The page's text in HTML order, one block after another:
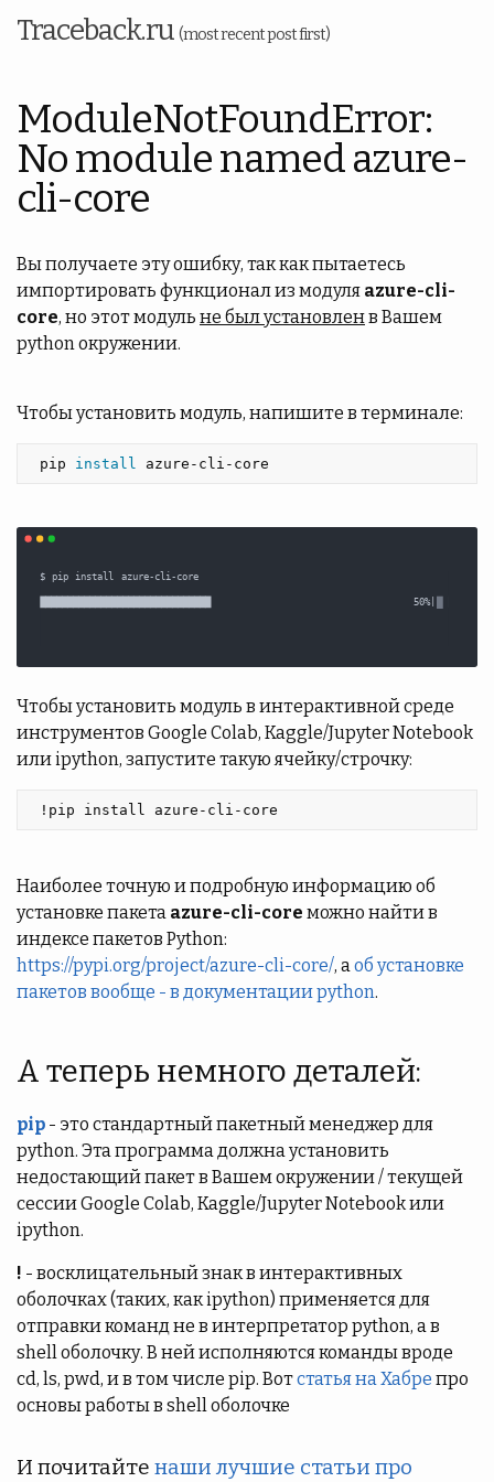
Traceback.ru (most recent post first)
ModuleNotFoundError:
No module named azure-
cli-core
Вы получаете эту ошибку, так как пытаетесь
импортировать функционал из модуля azure-cli-
core, но этот модуль не был установленв Вашем
python окружении.
Чтобы установить модуль, напишите в терминале:
pip install azure-cli-core
Чтобы установить модуль в интерактивной среде
инструментов Google Colab, Kaggle/Jupyter Notebook
или ipython, запустите такую ячейку/строчку:
!pip install azure-cli-core
Наиболее точную и подробную информацию об
установке пакета azure-cli-core можно найти в
индексе пакетов Python:
https://pypi.org/project/azure-cli-core/, аоб установке
пакетов вообще - в документации python.
А теперь немного деталей:
pip - это стандартный пакетный менеджер для
python. Эта программа должна установить
недостающий пакет в Вашем окружении / текущей
сессии Google Colab, Kaggle/Jupyter Notebook или
ipython.
! - восклицательный знак в интерактивных
оболочках (таких, как ipython) применяется для
отправки команд не в интерпретатор python, а в
shell оболочку. В ней исполняются команды вроде
cd, ls, pwd, и в том числе pip. Вотстатья на Хабре про
основы работы в shell оболочке
И почитайте наши лучшие статьи про